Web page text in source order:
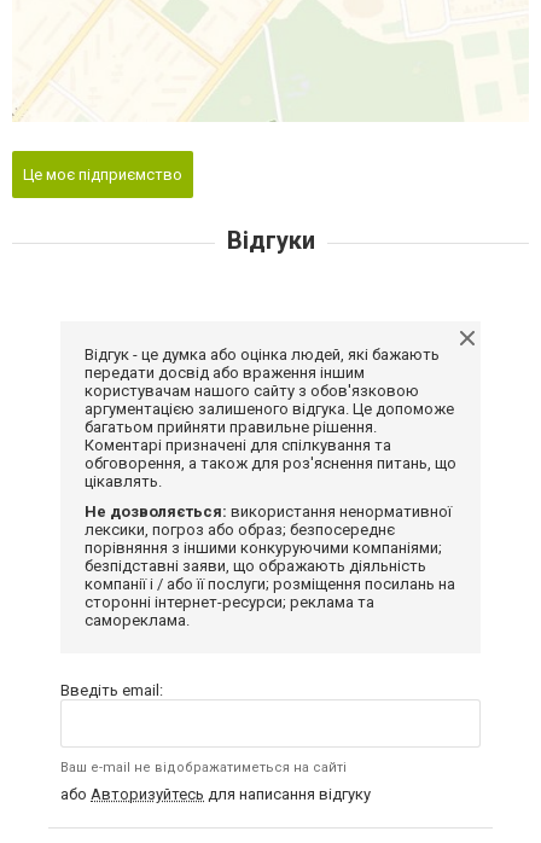
Це моє підприємство
Відгуки
Відгук - це думка або оцінка людей, які бажають
передати досвід або враження іншим
користувачам нашого сайту з обов'язковою
аргументацією залишеного відгука. Це допоможе
багатьом прийняти правильне рішення.
Коментарі призначені для спілкування та
обговорення, а також для роз'яснення питань, що
цікавлять.
Не дозволяється: використання ненормативної
лексики, погроз або образ; безпосереднє
порівняння з іншими конкуруючими компаніями;
безпідставні заяви, що ображають діяльність
компанії і / або її послуги; розміщення посилань на
сторонні інтернет-ресурси; реклама та
самореклама.
Введіть email:
Ваш e-mail не відображатиметься на сайті
або Авторизуйтесь для написання відгуку